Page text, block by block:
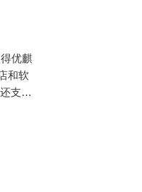
优麒
和软
支持